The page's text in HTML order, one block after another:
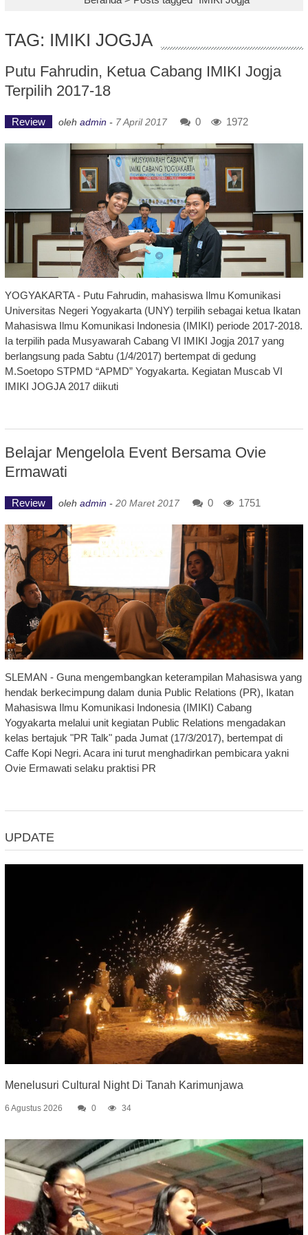
TAG: IMIKI JOGJA
Putu Fahrudin, Ketua Cabang IMIKI Jogja
Terpilih 2017-18
Review oleh admin - 7 April 2017 0 1972
YOGYAKARTA - Putu Fahrudin, mahasiswa Ilmu Komunikasi
Universitas Negeri Yogyakarta (UNY) terpilih sebagai ketua Ikatan
Mahasiswa Ilmu Komunikasi Indonesia (IMIKI) periode 2017-2018.
Ia terpilih pada Musyawarah Cabang VI IMIKI Jogja 2017 yang
berlangsung pada Sabtu (1/4/2017) bertempat di gedung
M.Soetopo STPMD “APMD” Yogyakarta. Kegiatan Muscab VI
IMIKI JOGJA 2017 diikuti
Belajar Mengelola Event Bersama Ovie
Ermawati
Review oleh admin - 20 Maret 2017 0 1751
SLEMAN - Guna mengembangkan keterampilan Mahasiswa yang
hendak berkecimpung dalam dunia Public Relations (PR), Ikatan
Mahasiswa Ilmu Komunikasi Indonesia (IMIKI) Cabang
Yogyakarta melalui unit kegiatan Public Relations mengadakan
kelas bertajuk "PR Talk" pada Jumat (17/3/2017), bertempat di
Caffe Kopi Negri. Acara ini turut menghadirkan pembicara yakni
Ovie Ermawati selaku praktisi PR
UPDATE
Menelusuri Cultural Night Di Tanah Karimunjawa
6 Agustus 2026 0 34